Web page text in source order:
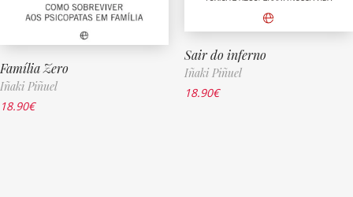
Família Zero
Iñaki Piñuel
18.90€
Sair do inferno
Iñaki Piñuel
18.90€